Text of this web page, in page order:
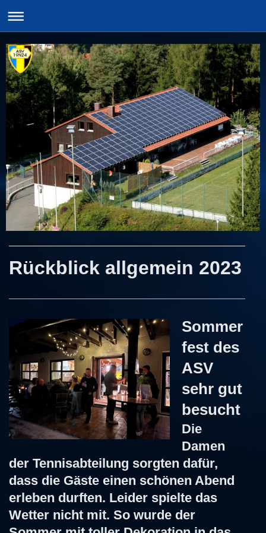
Rückblick allgemein 2023
Sommer
fest des
ASV
sehr gut
besucht
Die
Damen
der Tennisabteilung sorgten dafür,
dass die Gäste einen schönen Abend
erleben durften. Leider spielte das
Wetter nicht mit. So wurde der